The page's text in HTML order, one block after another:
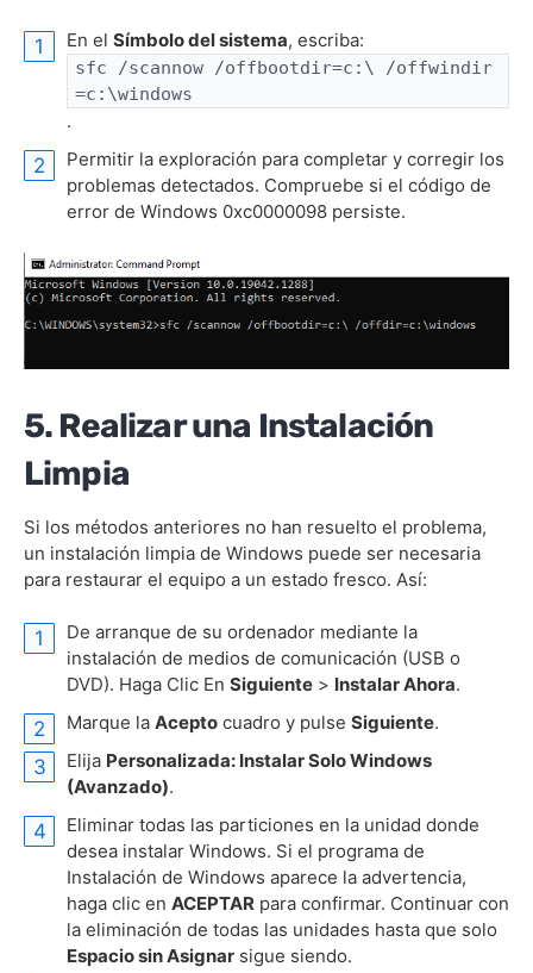
En el Símbolo del sistema, escriba:
sfc /scannow /offbootdir=c:\ /offwindir
=c:\windows
.
Permitir la exploración para completar y corregir los
problemas detectados. Compruebe si el código de
error de Windows 0xc0000098 persiste.
5. Realizar una Instalación
Limpia
Si los métodos anteriores no han resuelto el problema,
un instalación limpia de Windows puede ser necesaria
para restaurar el equipo a un estado fresco. Así:
De arranque de su ordenador mediante la
instalación de medios de comunicación (USB o
DVD). Haga Clic En Siguiente > Instalar Ahora.
Marque la Acepto cuadro y pulse Siguiente.
Elija Personalizada: Instalar Solo Windows
(Avanzado).
Eliminar todas las particiones en la unidad donde
desea instalar Windows. Si el programa de
Instalación de Windows aparece la advertencia,
haga clic en ACEPTAR para confirmar. Continuar con
la eliminación de todas las unidades hasta que solo
Espacio sin Asignar sigue siendo.